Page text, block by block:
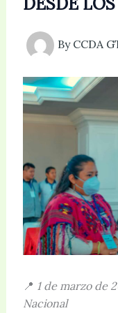
By CCDA
📍 1 de marzo de
Nacional